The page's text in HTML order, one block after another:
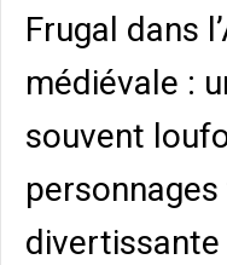
Frugal dans
médiévale :
souvent